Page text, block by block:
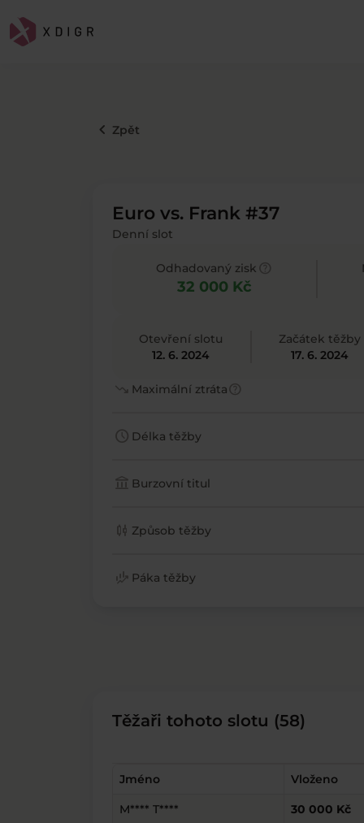
keyboard_arrow_left Zpět
Euro vs. Frank #37
Denní slot
Odhadovaný zisk
32 000 Kč
Otevření slotu
12. 6. 2024
Začátek těžby
17. 6. 2024
trending_down Maximální ztrátahelp
schedule Délka těžby
account_balance Burzovní titul
candlestick_chart Způsob těžby
finance_mode Páka těžby
Těžaři tohoto slotu (58)
Jméno Vloženo
M**** T**** 30 000 Kč